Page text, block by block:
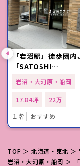
「岩沼駅」徒歩圏内、
「SATOSHI…
岩沼・大河原・船岡
17.84坪
22万
１階
おすすめ
TOP ＞ 北海道・東北 ＞
岩沼・大河原・船岡 ＞